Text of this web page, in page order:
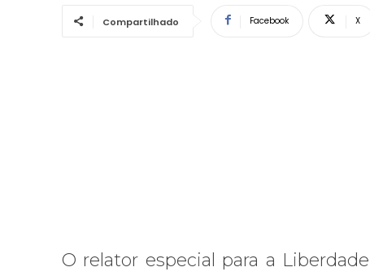
Compartilhado Facebook X
O relator especial para a